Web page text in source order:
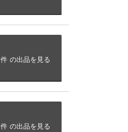
件 の出品を見る
件 の出品を見る